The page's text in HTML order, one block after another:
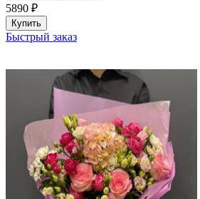
5890 ₽
Купить
Быстрый заказ